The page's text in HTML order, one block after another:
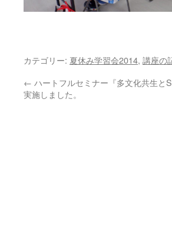
カテゴリー: 夏休み学習会2014, 講座の
← ハートフルセミナー『多文化共生とS
実施しました。